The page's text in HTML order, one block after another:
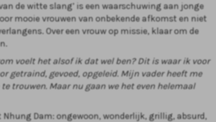
de witte slang’ is een waarschuwing aan jonge
mooie vrouwen van onbekende afkomst en niet
Over een vrouw op missie, klaar om de
voelt het alsof ik dat wel ben? Dit is waar ik voor
getraind, gevoed, opgeleid. Mijn vader heeft me
trouwen. Maar nu gaan we het even helemaal
Nhung Dam: ongewoon, wonderlijk, grillig, absurd,